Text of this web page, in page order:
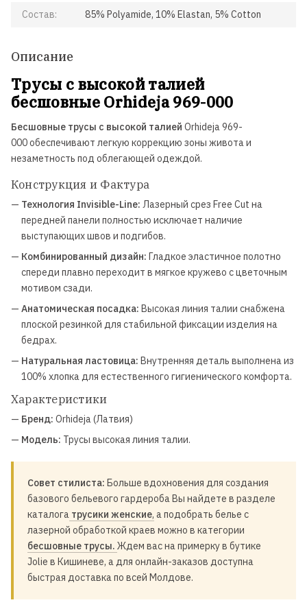
Состав: 85% Polyamide, 10% Elastan, 5% Cotton
Описание
Трусы с высокой талией
бесшовные Orhideja 969-000
Бесшовные трусы с высокой талией Orhideja 969-
000 обеспечивают легкую коррекцию зоны живота и
незаметность под облегающей одеждой.
Конструкция и Фактура
— Технология Invisible-Line: Лазерный срез Free Cut на
передней панели полностью исключает наличие
выступающих швов и подгибов.
— Комбинированный дизайн: Гладкое эластичное полотно
спереди плавно переходит в мягкое кружево с цветочным
мотивом сзади.
— Анатомическая посадка: Высокая линия талии снабжена
плоской резинкой для стабильной фиксации изделия на
бедрах.
— Натуральная ластовица: Внутренняя деталь выполнена из
100% хлопка для естественного гигиенического комфорта.
Характеристики
— Бренд: Orhideja (Латвия)
— Модель: Трусы высокая линия талии.
Совет стилиста: Больше вдохновения для создания
базового бельевого гардероба Вы найдете в разделе
каталога трусики женские, а подобрать белье с
лазерной обработкой краев можно в категории
бесшовные трусы. Ждем вас на примерку в бутике
Jolie в Кишиневе, а для онлайн-заказов доступна
быстрая доставка по всей Молдове.